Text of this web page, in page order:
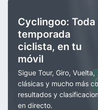
Cyclingoo: Toda
temporada
ciclista, en tu
móvil
Sigue Tour, Giro, Vuelta,
clásicas y mucho más
resultados y
en directo.